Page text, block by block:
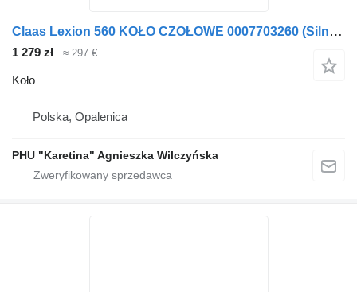
Claas Lexion 560 KOŁO CZOŁOWE 0007703260 (Silnik c13; przekładnia roz do Claas
1 279 zł ≈ 297 €
Koło
Polska, Opalenica
PHU "Karetina" Agnieszka Wilczyńska